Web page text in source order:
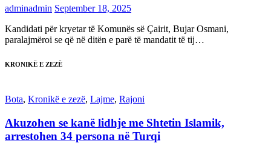
adminadmin September 18, 2025
Kandidati për kryetar të Komunës së Çairit, Bujar Osmani,
paralajmëroi se që në ditën e parë të mandatit të tij…
KRONIKË E ZEZË
Bota, Kronikë e zezë, Lajme, Rajoni
Akuzohen se kanë lidhje me Shtetin Islamik,
arrestohen 34 persona në Turqi